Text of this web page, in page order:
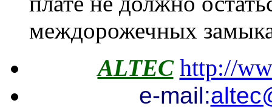
междорожечных
ALTEC http://
e-mail: